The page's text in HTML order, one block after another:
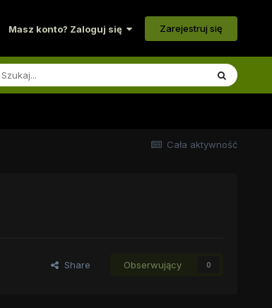
Masz konto? Zaloguj się Zarejestruj się
Cała aktywność
Share Obserwujący 0